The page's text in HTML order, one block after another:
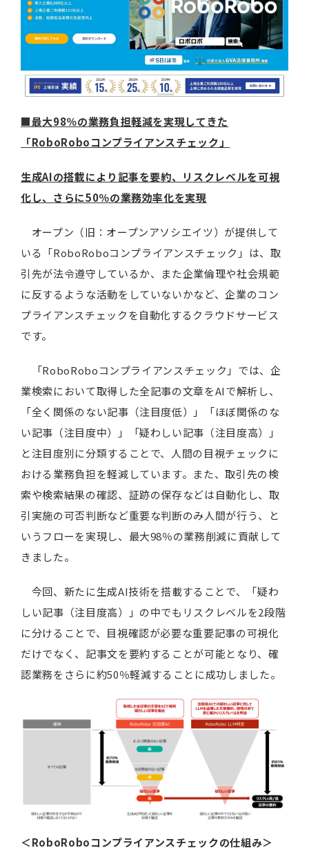
■最大98％の業務負担軽減を実現してきた
「RoboRoboコンプライアンスチェック」
生成AIの搭載により記事を要約、リスクレベルを可視
化し、さらに50％の業務効率化を実現
オープン（旧：オープンアソシエイツ）が提供して
いる「RoboRoboコンプライアンスチェック」は、取
引先が法令遵守しているか、また企業倫理や社会規範
に反するような活動をしていないかなど、企業のコン
プライアンスチェックを自動化するクラウドサービス
です。
「RoboRoboコンプライアンスチェック」では、企
業検索において取得した全記事の文章をAIで解析し、
「全く関係のない記事（注目度低）」「ほぼ関係のな
い記事（注目度中）」「疑わしい記事（注目度高）」
と注目度別に分類することで、人間の目視チェックに
おける業務負担を軽減しています。また、取引先の検
索や検索結果の確認、証跡の保存などは自動化し、取
引実施の可否判断など重要な判断のみ人間が行う、と
いうフローを実現し、最大98％の業務削減に貢献して
きました。
今回、新たに生成AI技術を搭載することで、「疑わ
しい記事（注目度高）」の中でもリスクレベルを2段階
に分けることで、目視確認が必要な重要記事の可視化
だけでなく、記事文を要約することが可能となり、確
認業務をさらに約50％軽減することに成功しました。
＜RoboRoboコンプライアンスチェックの仕組み＞